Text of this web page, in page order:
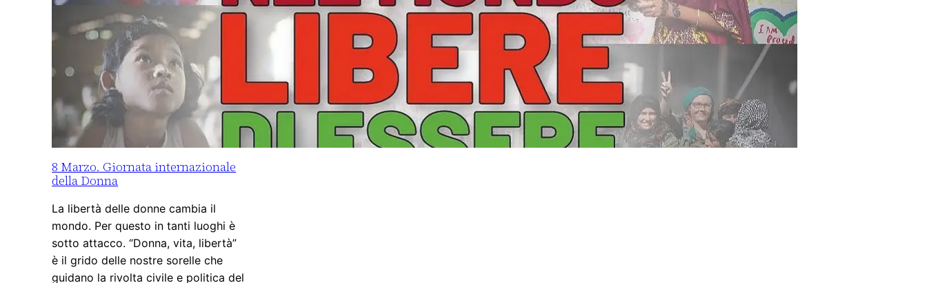
8 Marzo. Giornata internazionale
della Donna
La libertà delle donne cambia il
mondo. Per questo in tanti luoghi è
sotto attacco. “Donna, vita, libertà”
è il grido delle nostre sorelle che
guidano la rivolta civile e politica del